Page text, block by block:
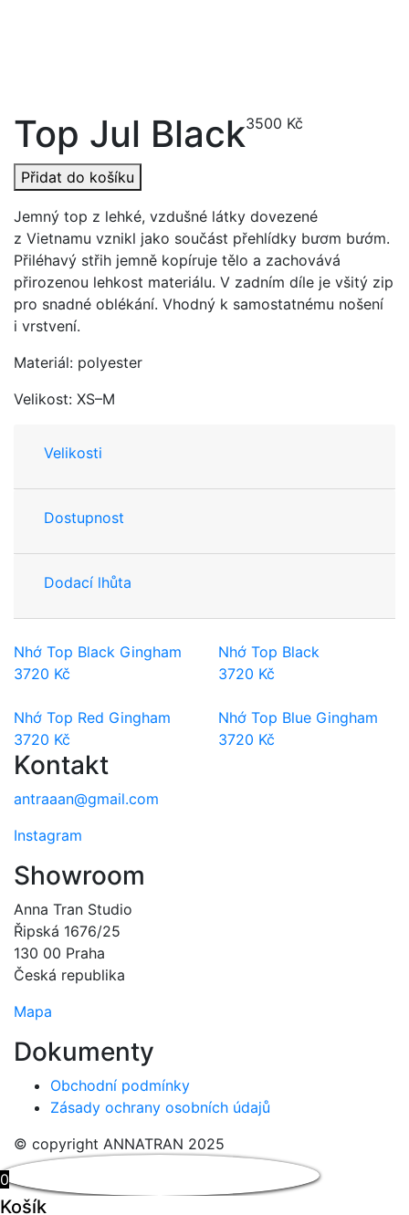
Top Jul Black3500 Kč
Přidat do košíku
Jemný top z lehké, vzdušné látky dovezené
z Vietnamu vznikl jako součást přehlídky bươm bướm.
Přiléhavý střih jemně kopíruje tělo a zachovává
přirozenou lehkost materiálu. V zadním díle je všitý zip
pro snadné oblékání. Vhodný k samostatnému nošení
i vrstvení.
Materiál: polyester
Velikost: XS–M
Velikosti
Dostupnost
Dodací lhůta
Nhớ Top Black Gingham
3720 Kč
Nhớ Top Black
3720 Kč
Nhớ Top Red Gingham
3720 Kč
Nhớ Top Blue Gingham
3720 Kč
Kontakt
antraaan@gmail.com
Instagram
Showroom
Anna Tran Studio
Řipská 1676/25
130 00 Praha
Česká republika
Mapa
Dokumenty
Obchodní podmínky
Zásady ochrany osobních údajů
© copyright ANNATRAN 2025
0
Košík